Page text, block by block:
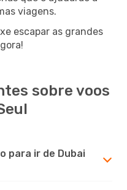
viagens.
escapar as grandes
sobre voos
para ir de Dubai